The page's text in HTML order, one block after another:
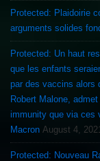
Protected: Plaidoirie
arguments solides
Protected: Un haut
que les enfants
par des vaccins alors
Robert Malone, admet
immunity que via ces
Macron August 4, 2021
Protected: Nouveau